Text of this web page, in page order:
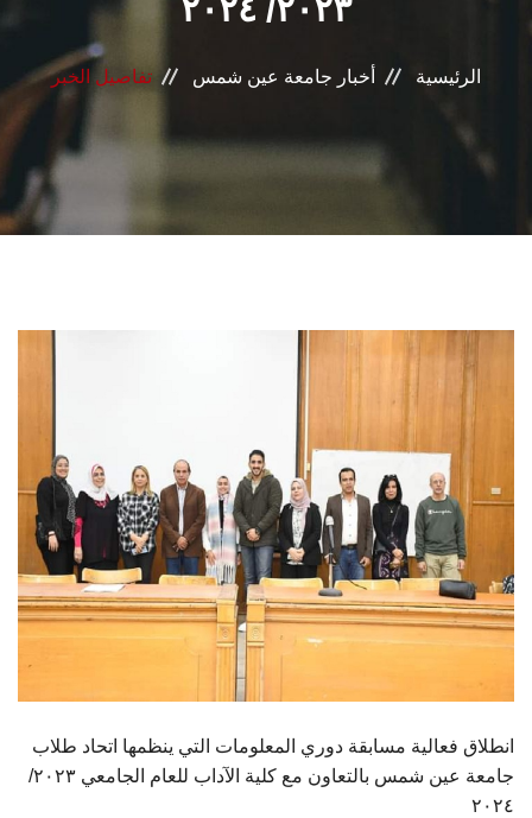
المراكز والوحدات
الأنظمة الذكية
الإعلام
تواصل معنا
الخريجين
الموظفون
الزائـرون
سجل الان
٢٠٢٣/ ٢٠٢٤
الرئيسية أخبار جامعة عين شمس تفاصيل الخبر
انطلاق فعالية مسابقة دوري المعلومات التي ينظمها اتحاد طلاب
جامعة عين شمس بالتعاون مع كلية الآداب للعام الجامعي ٢٠٢٣/
٢٠٢٤